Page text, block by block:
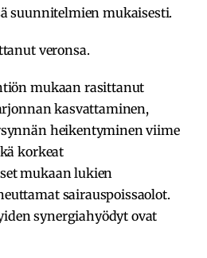
suunnitelmien mukaisesti.
veronsa.
mukaan rasittanut
kasvattaminen,
heikentyminen viime
korkeat
mukaan lukien
sairauspoissaolot.
synergiahyödyt ovat